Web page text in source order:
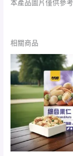
本產品圖片僅供參
相關商品
價
格
範
圍
到